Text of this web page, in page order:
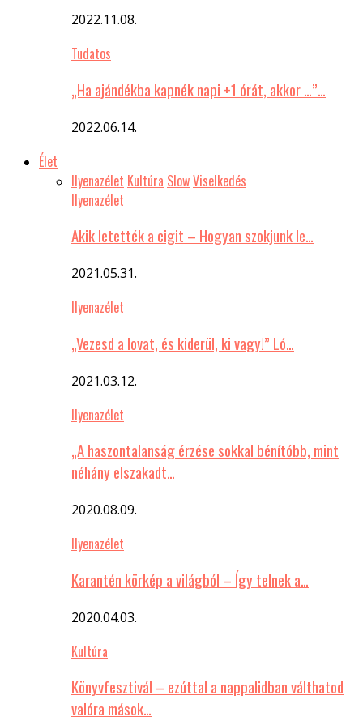
2022.11.08.
Tudatos
„Ha ajándékba kapnék napi +1 órát, akkor …”…
2022.06.14.
Élet
Ilyenazélet Kultúra SlowViselkedés
Ilyenazélet
Akik letették a cigit – Hogyan szokjunk le…
2021.05.31.
Ilyenazélet
„Vezesd a lovat, és kiderül, ki vagy!” Ló…
2021.03.12.
Ilyenazélet
„A haszontalanság érzése sokkal bénítóbb, mint
néhány elszakadt…
2020.08.09.
Ilyenazélet
Karantén körkép a világból – Így telnek a…
2020.04.03.
Kultúra
Könyvfesztivál – ezúttal a nappalidban válthatod
valóra mások…